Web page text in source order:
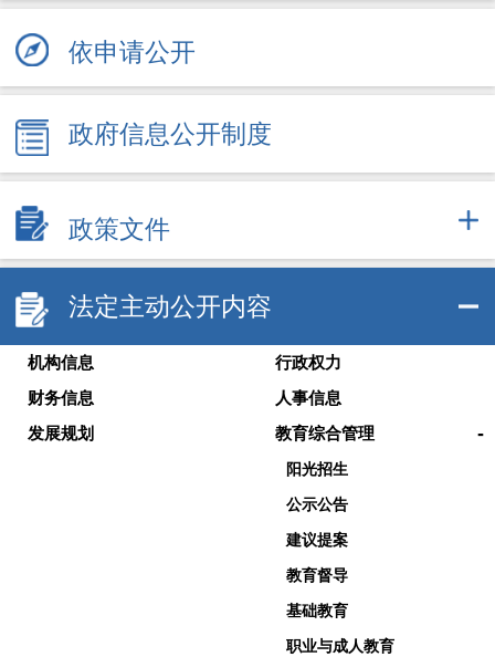
依申请公开
政府信息公开制度
政策文件
法定主动公开内容
机构信息
行政权力
财务信息
人事信息
发展规划
教育综合管理 -
阳光招生
公示公告
建议提案
教育督导
基础教育
职业与成人教育